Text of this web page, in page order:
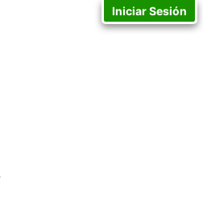
Iniciar Sesión